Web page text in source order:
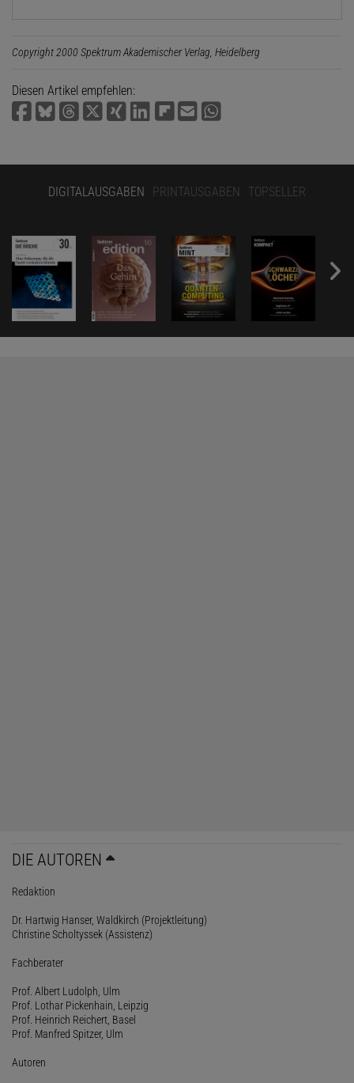
Copyright 2000 Spektrum Akademischer Verlag, Heidelberg
Diesen Artikel empfehlen:
DIGITALAUSGABEN PRINTAUSGABEN TOPSELLER
DIE AUTOREN
Redaktion
Dr. Hartwig Hanser, Waldkirch (Projektleitung)
Christine Scholtyssek (Assistenz)
Fachberater
Prof. Albert Ludolph, Ulm
Prof. Lothar Pickenhain, Leipzig
Prof. Heinrich Reichert, Basel
Prof. Manfred Spitzer, Ulm
Autoren